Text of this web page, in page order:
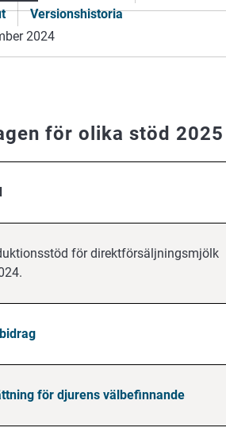
Versionshistoria
2024
för olika stöd 2025
för direktförsäljningsmjölk
för djurens välbefinnande